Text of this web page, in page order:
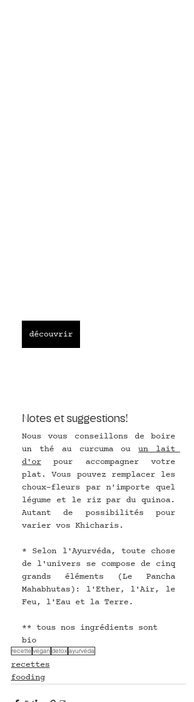
découvrir
Notes et suggestions!
Nous vous conseillons de boire
un thé au curcuma ou un lait
d'or pour accompagner votre
plat. Vous pouvez remplacer les
choux-fleurs par n'importe quel
légume et le riz par du quinoa.
Autant de possibilités pour
varier vos Khicharis.
* Selon l'Ayurvéda, toute chose
de l'univers se compose de cinq
grands éléments (Le Pancha
Mahabhutas): l'Ether, l'Air, le
Feu, l'Eau et la Terre.
** tous nos ingrédients sont
bio
recette vegan detoxayurvéda
recettes
fooding